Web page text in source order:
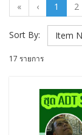
« ‹ 1 2
Sort By: Item
17 รายการ